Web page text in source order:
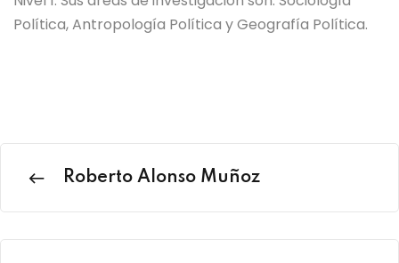
Política, Antropología Política y Geografía Política.
Roberto Alonso Muñoz